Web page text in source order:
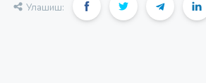
Улашиш: